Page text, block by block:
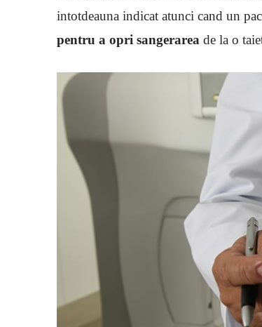
intotdeauna indicat atunci cand un
pentru a opri sangerarea de la o